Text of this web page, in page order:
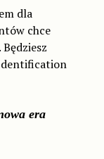
dla
chce
era